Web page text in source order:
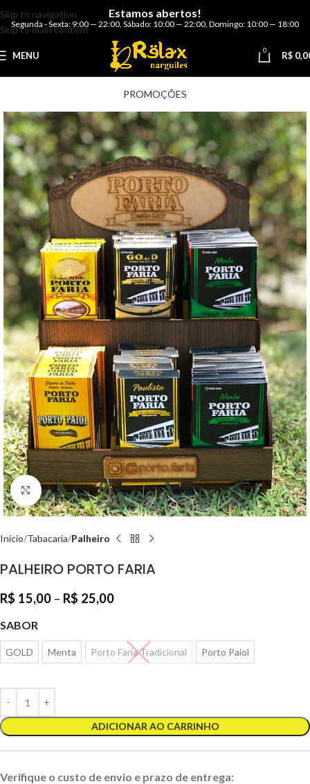
Skip to navigation
Skip to main content
Estamos abertos!
Segunda - Sexta: 9:00 — 22:00 Sábado: 10:00 — 22:00 Domingo: 10:00 — 18:00
MENU 0 R$
PROMOÇÕES
Clique para ampliar
Início Tabacaria Palheiro
PALHEIRO PORTO FARIA
R$ 15,00 – R$ 25,00
SABOR
GOLD Menta Porto Faria Tradicional Porto Paiol
ADICIONAR AO CARRINHO
Verifique o custo de envio e prazo de entrega: